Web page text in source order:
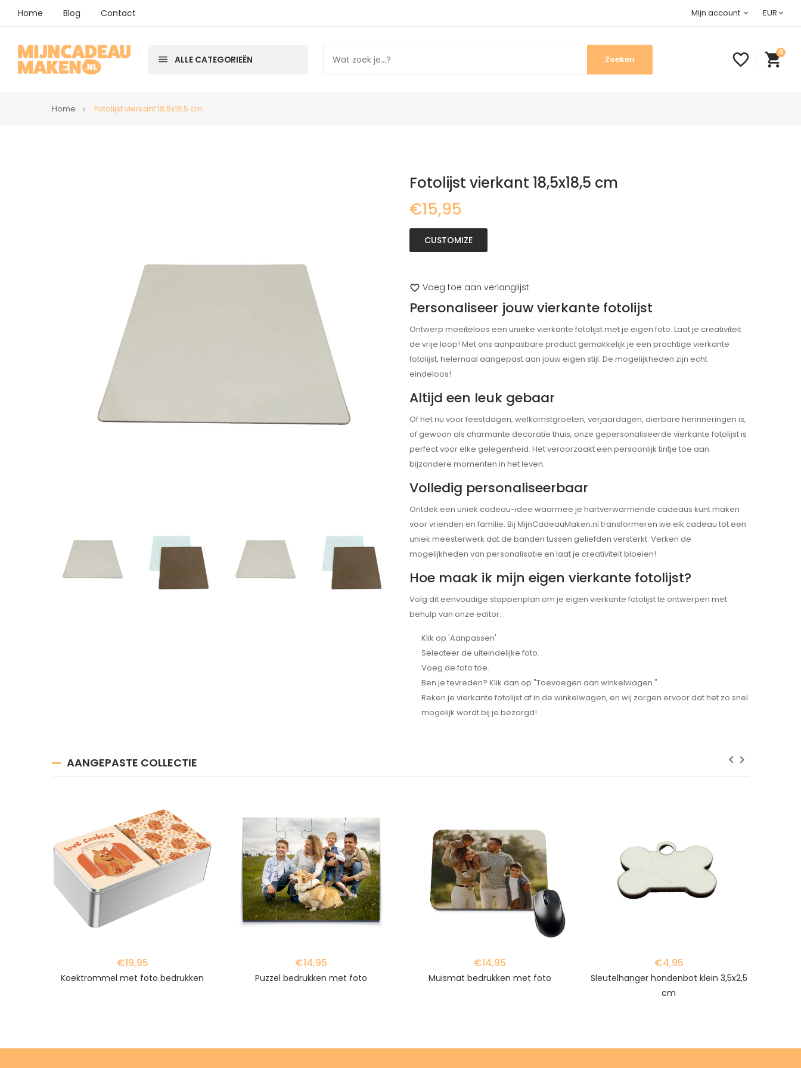
Home Blog Contact Mijn account EUR
menu ALLE CATEGORIEËN favorite_border shopping_cart
0
Home Fotolijst vierkant 18,5x18,5 cm
Fotolijst vierkant 18,5x18,5 cm
€15,95
CUSTOMIZE
favorite_border Voeg toe aan verlanglijst
Personaliseer jouw vierkante fotolijst
Ontwerp moeiteloos een unieke vierkante fotolijst met je eigen foto. Laat je creativiteit
de vrije loop! Met ons aanpasbare product gemakkelijk je een prachtige vierkante
fotolijst, helemaal aangepast aan jouw eigen stijl. De mogelijkheden zijn echt
eindeloos!
Altijd een leuk gebaar
Of het nu voor feestdagen, welkomstgroeten, verjaardagen, dierbare herinneringen is,
of gewoon als charmante decoratie thuis, onze gepersonaliseerde vierkante fotolijst is
perfect voor elke gelegenheid. Het veroorzaakt een persoonlijk tintje toe aan
bijzondere momenten in het leven.
Volledig personaliseerbaar
Ontdek een uniek cadeau-idee waarmee je hartverwarmende cadeaus kunt maken
voor vrienden en familie. Bij MijnCadeauMaken.nl transformeren we elk cadeau tot een
uniek meesterwerk dat de banden tussen geliefden versterkt. Verken de
mogelijkheden van personalisatie en laat je creativiteit bloeien!
Hoe maak ik mijn eigen vierkante fotolijst?
Volg dit eenvoudige stappenplan om je eigen vierkante fotolijst te ontwerpen met
behulp van onze editor:
Klik op 'Aanpassen'
Selecteer de uiteindelijke foto.
Voeg de foto toe.
Ben je tevreden? Klik dan op "Toevoegen aan winkelwagen."
Reken je vierkante fotolijst af in de winkelwagen, en wij zorgen ervoor dat het zo snel
mogelijk wordt bij je bezorgd!
AANGEPASTE COLLECTIE
€19,95
Koektrommel met foto bedrukken
€14,95
Puzzel bedrukken met foto
€14,95
Muismat bedrukken met foto
€4,95
Sleutelhanger hondenbot klein 3,5x2,5
cm
keyboard_arrow_left keyboard_arrow_right